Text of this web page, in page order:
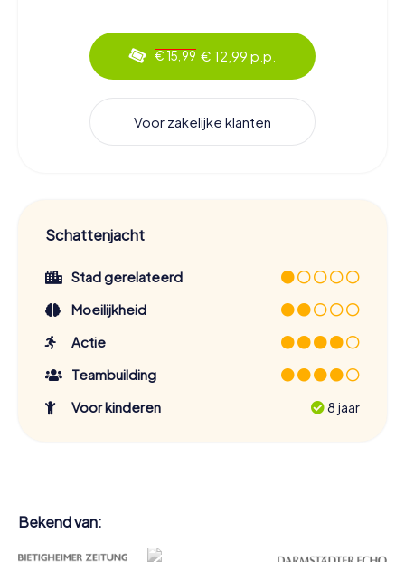
€ 15,99 € 12,99 p.p.
Voor zakelijke klanten
Schattenjacht
Stad gerelateerd
Moeilijkheid
Actie
Teambuilding
Voor kinderen
8 jaar
Bekend van: